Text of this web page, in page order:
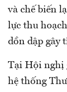
và chế biến
lực thu
dồn dập gây
Tại Hội nghị
hệ thống